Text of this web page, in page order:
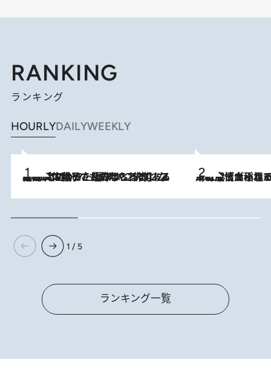
RANKING
ランキング
HOURLYDAILYWEEKLY
2026.8.5
【阿川佐和子さんの年とる力】なぜ70代で始めた趣味は“こんなに楽しい”のか？ ピアノ、俳句…スランプに陥っても続けられる“ある秘訣”とは 2026.8.5
下町風情あふれる台北屈指の人気エリア・大稲埕でセンスのいい台湾土産《ヴ
1 / 5
ランキング一覧